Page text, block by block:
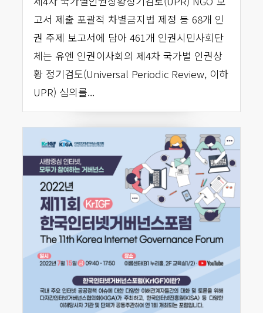
고서 제출 포괄적 차별금지법 제정 등 68개 인
권 주제 보고서에 담아 461개 인권시민사회단
체는 유엔 인권이사회의 제4차 국가별 인권상
황 정기검토(Universal Periodic Review, 이하
UPR) 심의를...